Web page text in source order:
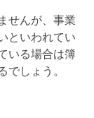
せんが、事業
といわれてい
いる場合は簿
でしょう。